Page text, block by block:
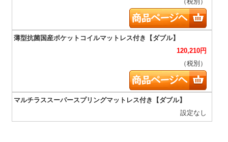
（税別）
120,210円
（税別）
設定なし